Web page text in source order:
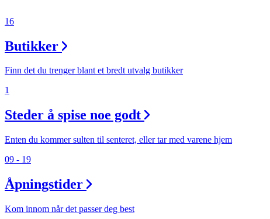
16
Butikker
Finn det du trenger blant et bredt utvalg butikker
1
Steder å spise noe godt
Enten du kommer sulten til senteret, eller tar med varene hjem
09 - 19
Åpningstider
Kom innom når det passer deg best